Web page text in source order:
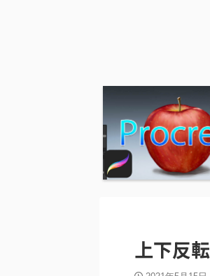
上下反転